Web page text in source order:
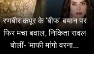
रणबीर कपूर के 'बीफ' बयान पर
फिर मचा बवाल, निकिता रावल
बोलीं- 'माफी मांगो वरना...